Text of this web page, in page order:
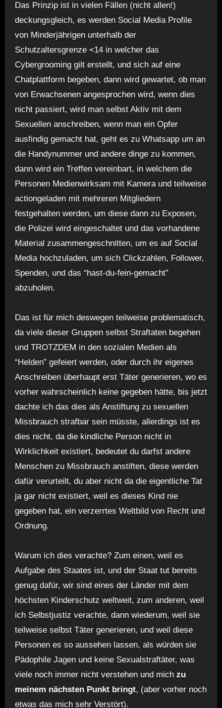
Das Prinzip ist in vielen Fällen (nicht allen!)
deckungsgleich, es werden Social Media Profile
von Minderjährigen unterhalb der
Schutzaltersgrenze <14 in welcher das
Cybergrooming gilt erstellt, und sich auf eine
Chatplattform begeben, dann wird gewartet, ob man
von Erwachsenen angesprochen wird, wenn dies
nicht passiert, wird man selbst Aktiv mit dem
Sexuellen anschreiben, wenn man ein Opfer
ausfindig gemacht hat, geht es zu Whatsapp um an
die Handynummer und andere dinge zu kommen,
dann wird ein Treffen vereinbart, in welchem die
Personen Medienwirksam mit Kamera und teilweise
actiongeladen mit mehreren Mitgliedern
festgehalten werden, um diese dann zu Exposen,
die Polizei wird eingeschaltet und das vorhandene
Material zusammengeschnitten, um es auf Social
Media hochzuladen, um sich Clickzahlen, Follower,
Spenden, und das “hast-du-fein-gemacht”
abzuholen.
Das ist für mich deswegen teilweise problematisch,
da viele dieser Gruppen selbst Straftaten begehen
und TROTZDEM in den sozialen Medien als
“Helden” gefeiert werden, oder durch ihr eigenes
Anschreiben überhaupt erst Täter generieren, wo es
vorher wahrscheinlich keine gegeben hätte, bis jetzt
dachte ich das dies als Anstiftung zu sexuellen
Missbrauch strafbar sein müsste, allerdings ist es
dies nicht, da die kindliche Person nicht in
Wirklichkeit existiert, bedeutet du darfst andere
Menschen zu Missbrauch anstiften, diese werden
dafür verurteilt, du aber nicht da die eigentliche Tat
ja gar nicht existiert, weil es dieses Kind nie
gegeben hat, ein verzerrtes Weltbild von Recht und
Ordnung.
Warum ich dies verachte? Zum einen, weil es
Aufgabe des Staates ist, und der Staat tut bereits
genug dafür, wir sind eines der Länder mit dem
höchsten Kinderschutz weltweit, zum anderen, weil
ich Selbstjustiz verachte, dann wiederum, weil sie
teilweise selbst Täter generieren, und weil diese
Personen es so aussehen lassen, als würden sie
Pädophile Jagen und keine Sexualstraftäter, was
viele noch immer nicht verstehen und mich zu
meinem nächsten Punkt bringt, (aber vorher noch
etwas das mich sehr Verstört).